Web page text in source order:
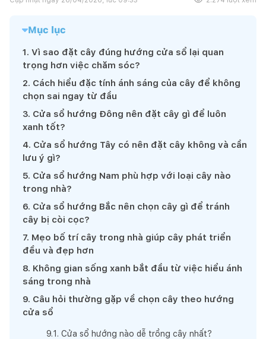
Mục lục
1. Vì sao đặt cây đúng hướng cửa sổ lại quan
trọng hơn việc chăm sóc?
2. Cách hiểu đặc tính ánh sáng của cây để không
chọn sai ngay từ đầu
3. Cửa sổ hướng Đông nên đặt cây gì để luôn
xanh tốt?
4. Cửa sổ hướng Tây có nên đặt cây không và cần
lưu ý gì?
5. Cửa sổ hướng Nam phù hợp với loại cây nào
trong nhà?
6. Cửa sổ hướng Bắc nên chọn cây gì để tránh
cây bị còi cọc?
7. Mẹo bố trí cây trong nhà giúp cây phát triển
đều và đẹp hơn
8. Không gian sống xanh bắt đầu từ việc hiểu ánh
sáng trong nhà
9. Câu hỏi thường gặp về chọn cây theo hướng
cửa sổ
9.1 . Cửa sổ hướng nào dễ trồng cây nhất?